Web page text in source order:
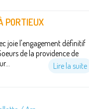
PORTIEUX
joie l'engagement définitif
de la providence de
Lire la suite